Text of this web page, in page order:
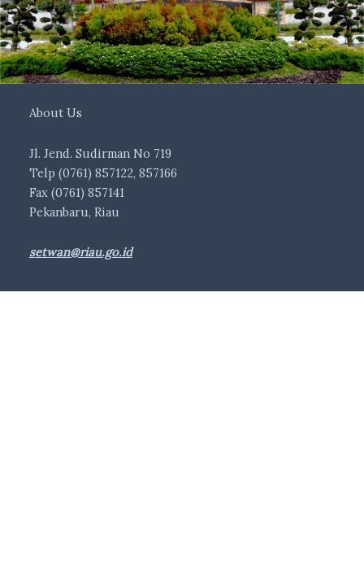
About Us
Jl. Jend. Sudirman No 719
Telp (0761) 857122, 857166
Fax (0761) 857141
Pekanbaru, Riau
setwan@riau.go.id